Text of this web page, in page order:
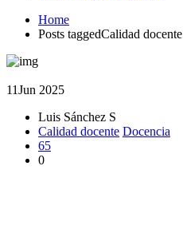
Home
Posts taggedCalidad docente
11Jun 2025
Luis Sánchez S
Calidad docente Docencia
65
0